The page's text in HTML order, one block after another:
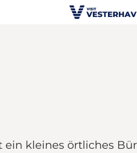
kleines örtliches